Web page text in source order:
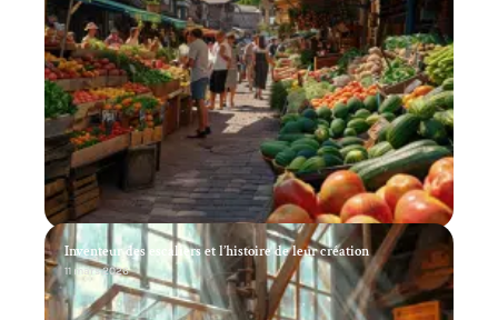
Inventeur des escaliers et l’histoire de leur création
11 mars 2026